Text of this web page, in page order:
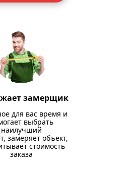
замерщик
для вас время и
выбрать
наилучший
замеряет объект,
стоимость
заказа